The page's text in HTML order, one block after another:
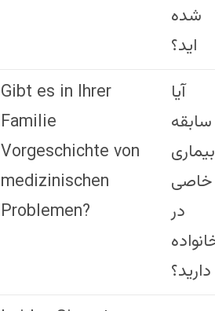
شده
اید؟
Gibt es in Ihrer
Familie
Vorgeschichte von
medizinischen
Problemen?
آیا
سابقه
بیماری
خاصی
در
دارید؟